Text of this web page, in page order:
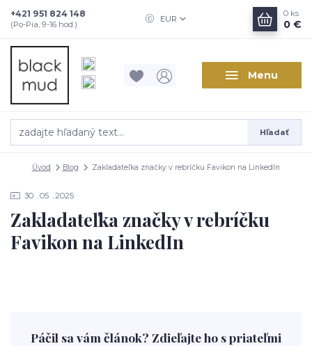
Menu
EUR
Hľadať
+421 951 824 148
(Po-Pia, 9-16 hod.)
0 ks
0 €
Úvod Blog Zakladateľka značky v rebríčku Favikon na LinkedIn
30 05 2025
Zakladateľka značky v rebríčku
Favikon na LinkedIn
Páčil sa vám článok? Zdieľajte ho s priateľmi